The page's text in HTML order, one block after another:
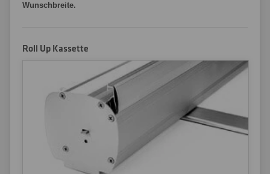
Wunschbreite.
Roll Up Kassette